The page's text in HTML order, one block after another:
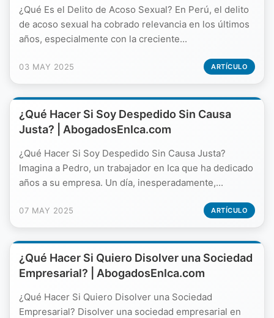
¿Qué Es el Delito de Acoso Sexual? En Perú, el delito
de acoso sexual ha cobrado relevancia en los últimos
años, especialmente con la creciente...
03 MAY 2025 ARTÍCULO
¿Qué Hacer Si Soy Despedido Sin Causa
Justa? | AbogadosEnIca.com
¿Qué Hacer Si Soy Despedido Sin Causa Justa?
Imagina a Pedro, un trabajador en Ica que ha dedicado
años a su empresa. Un día, inesperadamente,...
07 MAY 2025 ARTÍCULO
¿Qué Hacer Si Quiero Disolver una Sociedad
Empresarial? | AbogadosEnIca.com
¿Qué Hacer Si Quiero Disolver una Sociedad
Empresarial? Disolver una sociedad empresarial en